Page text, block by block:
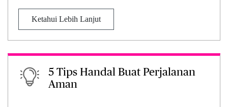
Ketahui Lebih Lanjut
5 Tips Handal Buat Perjalanan
Aman